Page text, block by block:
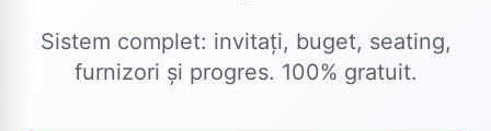
Sistem complet: invitați, buget, seating,
furnizori și progres. 100% gratuit.